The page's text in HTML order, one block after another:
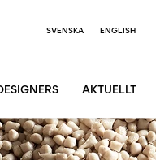
SVENSKA ENGLISH
AKTUELLT